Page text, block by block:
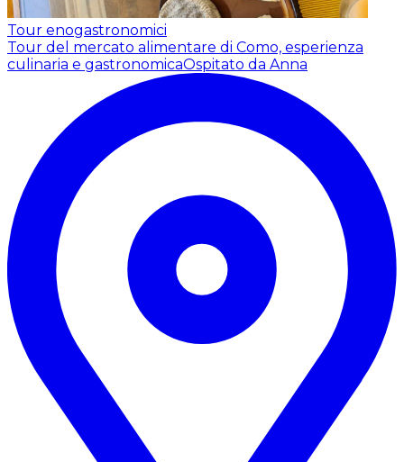
Tour enogastronomici
Tour del mercato alimentare di Como, esperienza
culinaria e gastronomicaOspitato da Anna